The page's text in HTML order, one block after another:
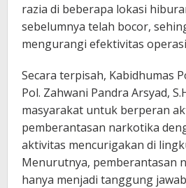
razia di beberapa lokasi
sebelumnya telah bocor,
mengurangi efektivitas
Secara terpisah, Kabidhumas
Pol. Zahwani Pandra Arsyad,
masyarakat untuk berperan
pemberantasan narkotika
aktivitas mencurigakan di
Menurutnya, pemberantasan
hanya menjadi tanggung